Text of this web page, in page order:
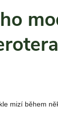
mizí během